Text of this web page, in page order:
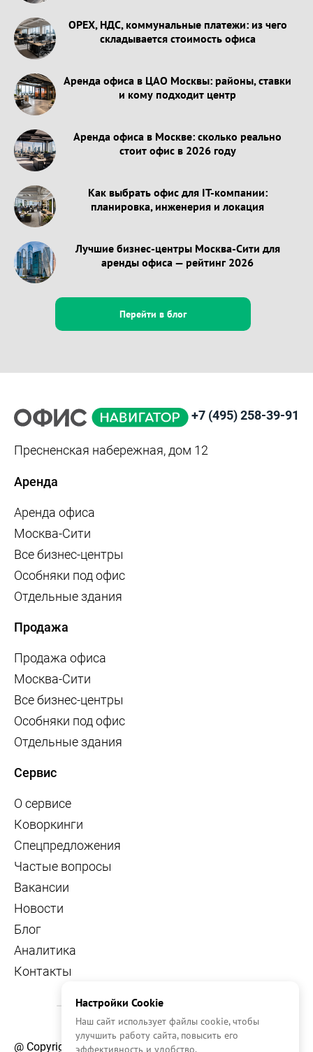
OPEX, НДС, коммунальные платежи: из чего
складывается стоимость офиса
Аренда офиса в ЦАО Москвы: районы, ставки
и кому подходит центр
Аренда офиса в Москве: сколько реально
стоит офис в 2026 году
Как выбрать офис для IT-компании:
планировка, инженерия и локация
Лучшие бизнес-центры Москва-Сити для
аренды офиса — рейтинг 2026
Перейти в блог
+7 (495) 258-39-91
Пресненская набережная, дом 12
Аренда
Аренда офиса
Москва-Сити
Все бизнес-центры
Особняки под офис
Отдельные здания
Продажа
Продажа офиса
Москва-Сити
Все бизнес-центры
Особняки под офис
Отдельные здания
Сервис
О сервисе
Коворкинги
Спецпредложения
Частые вопросы
Вакансии
Новости
Блог
Аналитика
Контакты
@ Copyright, 2026 OFFICE NAVIGATOR
Настройки Cookie
Наш сайт использует файлы cookie, чтобы
улучшить работу сайта, повысить его
эффективность и удобство.